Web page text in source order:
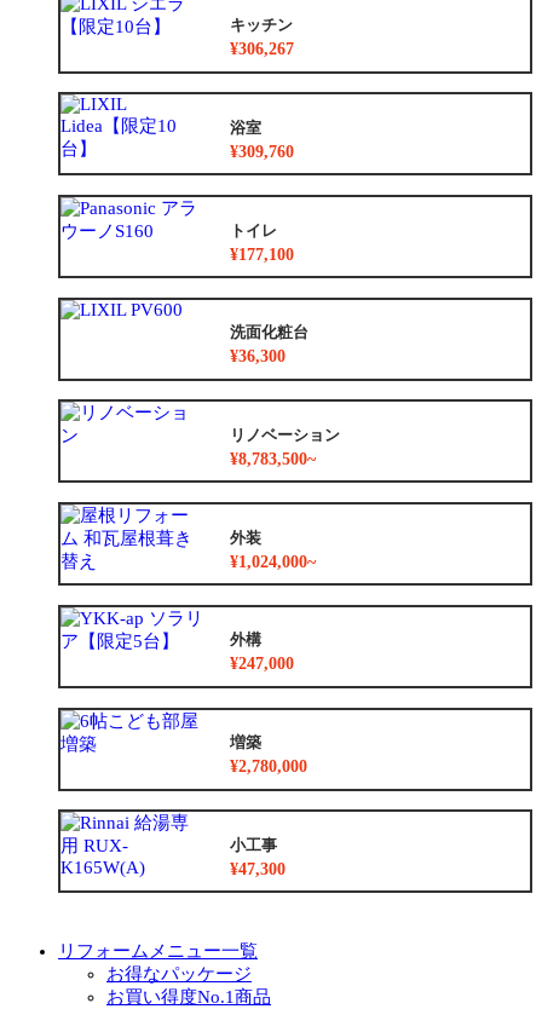
よくあるご質問
中古リノベをご検討中の方へ
キッチン
¥306,267
浴室
¥309,760
トイレ
¥177,100
洗面化粧台
¥36,300
リノベーション
¥8,783,500~
外装
¥1,024,000~
外構
¥247,000
増築
¥2,780,000
小工事
¥47,300
リフォームメニュー一覧
お得なパッケージ
お買い得度No.1商品